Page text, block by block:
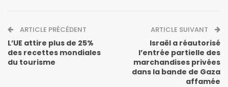
ARTICLE PRÉCÉDENT
L’UE attire plus de 25%
des recettes mondiales
du tourisme
ARTICLE SUIVANT
Israël a réautorisé
l’entrée partielle des
marchandises privées
dans la bande de Gaza
affamée